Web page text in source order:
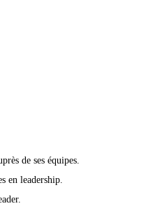
de ses équipes.
en leadership.